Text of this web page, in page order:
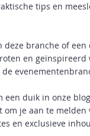
tips en
branche of
en
een duik in onze
je aan te
en exclusieve